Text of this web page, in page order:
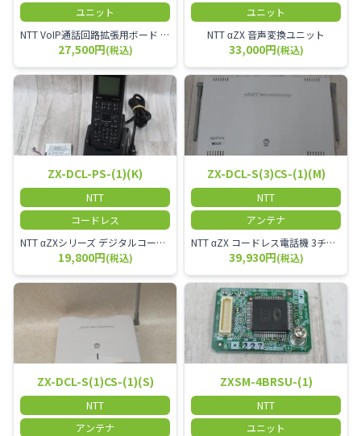
ユニット
NTT VoIP通話回路拡張用ボード ZXSM－IP内線ボード－「1」
27,500円(税込)
ユニット
NTT αZX 音声変換ユニット
33,000円(税込)
ZX-DCL-PS-(1)(K)
NTT
コードレス
NTT αZXシリーズ デジタルコードレス電話機（黒） 倉庫や工場など、オフィスから離れて仕事をする方に適しています。 コードレス単体では使用できないので、別途、専用の主装置及びアンテナが必要です。
19,800円(税込)
ZX-DCL-S(3)CS-(1)(M)
NTT
アンテナ
NTT αZX コードレス電話機 3チャンネル用 接続装置 マスター デジタルコードレス（ZX-DCL-PS等）の専用管理用アンテナです。
39,930円(税込)
ZX-DCL-S(1)CS-(1)(S)
NTT
アンテナ
ZXSM-4BRSU-(1)
NTT
ユニット